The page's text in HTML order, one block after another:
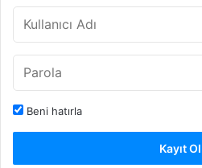
Beni hatırla
Kayıt Ol